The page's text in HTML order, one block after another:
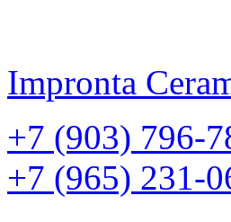
Impronta
+7 (903) 796-
+7 (965) 231-